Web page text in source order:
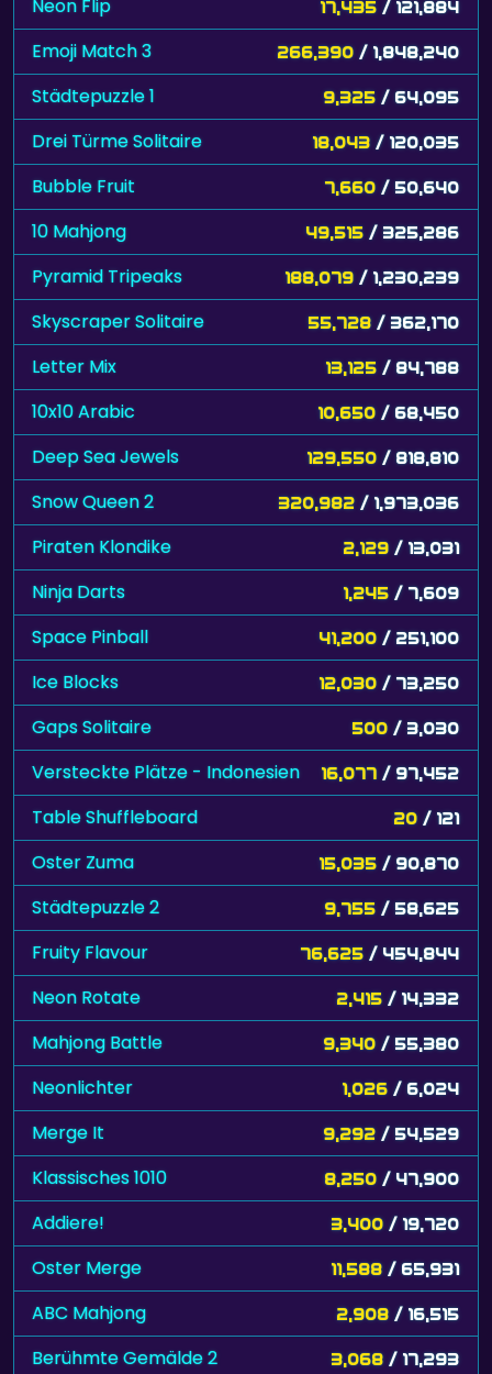
Neon Flip 17,435 / 121,884
Emoji Match 3 266,390 / 1,848,240
Städtepuzzle 1 9,325 / 64,095
Drei Türme Solitaire 18,043 / 120,035
Bubble Fruit 7,660 / 50,640
10 Mahjong 49,515 / 325,286
Pyramid Tripeaks 188,079 / 1,230,239
Skyscraper Solitaire 55,728 / 362,170
Letter Mix 13,125 / 84,788
10x10 Arabic 10,650 / 68,450
Deep Sea Jewels 129,550 / 818,810
Snow Queen 2 320,982 / 1,973,036
Piraten Klondike 2,129 / 13,031
Ninja Darts 1,245 / 7,609
Space Pinball 41,200 / 251,100
Ice Blocks 12,030 / 73,250
Gaps Solitaire 500 / 3,030
Versteckte Plätze - Indonesien 16,077 / 97,452
Table Shuffleboard 20 / 121
Oster Zuma 15,035 / 90,870
Städtepuzzle 2 9,755 / 58,625
Fruity Flavour 76,625 / 454,844
Neon Rotate 2,415 / 14,332
Mahjong Battle 9,340 / 55,380
Neonlichter 1,026 / 6,024
Merge It 9,292 / 54,529
Klassisches 1010 8,250 / 47,900
Addiere! 3,400 / 19,720
Oster Merge 11,588 / 65,931
ABC Mahjong 2,908 / 16,515
Berühmte Gemälde 2 3,068 / 17,293